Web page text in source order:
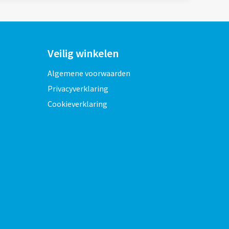
Veilig winkelen
Algemene voorwaarden
Privacyverklaring
Cookieverklaring